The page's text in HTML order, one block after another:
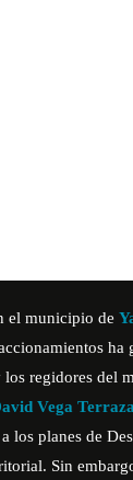
el municipio de
ha
los regidores del
Vega
los planes de
Sin